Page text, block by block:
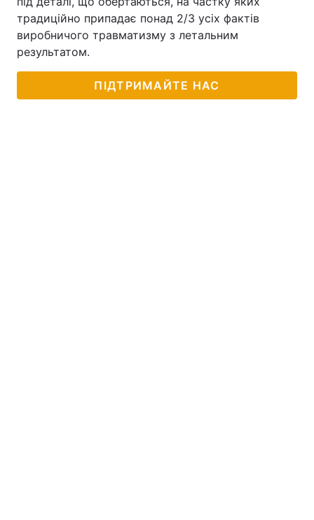
традиційно припадає понад 2/3 усіх фактів
виробничого травматизму з летальним
результатом.
ПІДТРИМАЙТЕ НАС